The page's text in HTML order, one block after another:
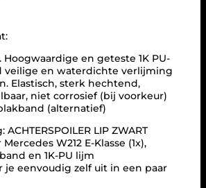
Hoogwaardige en geteste 1K PU-
veilige en waterdichte verlijming
Elastisch, sterk hechtend,
niet corrosief (bij voorkeur)
(alternatief)
LIP ZWART
W212 E-Klasse (1x),
en 1K-PU lijm
je eenvoudig zelf uit in een paar